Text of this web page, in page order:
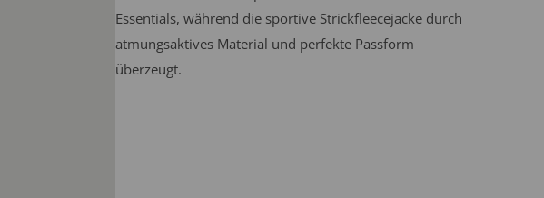
Essentials, während die sportive Strickfleecejacke durch
atmungsaktives Material und perfekte Passform
überzeugt.